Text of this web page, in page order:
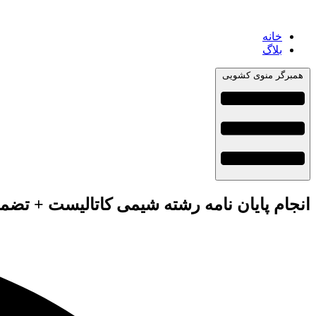
خانه
بلاگ
همبرگر منوی کشویی
انجام پایان نامه رشته شیمی کاتالیست +